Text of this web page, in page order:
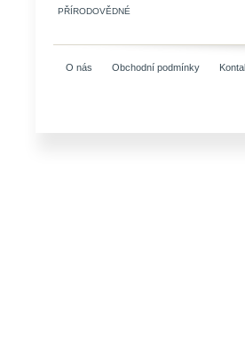
PŘÍRODOVĚDNÉ
O nás Obchodní podmínky